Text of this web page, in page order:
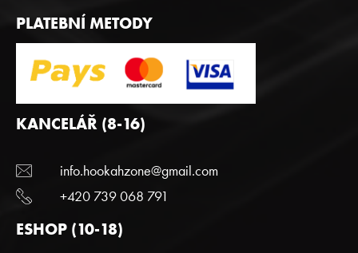
?
D
o
p
o
PLATEBNÍ METODY
KANCELÁŘ (8-16)
info.hookahzone@gmail.com
+420 739 068 791
ESHOP (10-18)